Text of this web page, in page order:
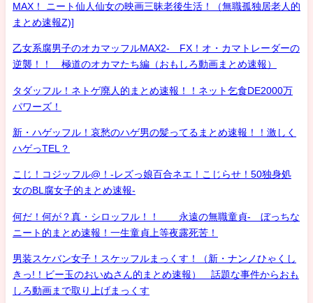
MAX！ ニート仙人仙女の映画三昧老後生活！（無職孤独居老人的
まとめ速報Z)]
乙女系腐男子のオカマッフルMAX2- FX！オ・カマトレーダーの
逆襲！！ 極道のオカマたち編（おもしろ動画まとめ速報）
タダッフル！ネトゲ廃人的まとめ速報！！ネット乞食DE2000万
パワーズ！
新・ハゲッフル！哀愁のハゲ男の髪ってるまとめ速報！！激しく
ハゲっTEL？
こじ！コジッフル@！-レズっ娘百合ネエ！こじらせ！50独身処
女のBL腐女子的まとめ速報-
何だ！何が？真・シロッフル！！ 永遠の無職童貞- ぼっちな
ニート的まとめ速報！一生童貞上等夜露死苦！
男装スケバン女子！スケッフルまっくす！（新・ナンノひゃくし
きっ!！ビー玉のおいぬさん的まとめ速報） 話題な事件からおも
しろ動画まで取り上げまっくす